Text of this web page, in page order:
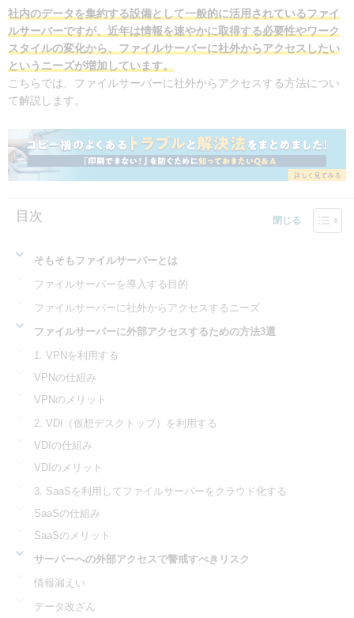
社内のデータを集約する設備として一般的に活用されているファイ
ルサーバーですが、近年は情報を速やかに取得する必要性やワーク
スタイルの変化から、ファイルサーバーに社外からアクセスしたい
というニーズが増加しています。
こちらでは、ファイルサーバーに社外からアクセスする方法につい
て解説します。
目次
そもそもファイルサーバーとは
ファイルサーバーを導入する目的
ファイルサーバーに社外からアクセスするニーズ
ファイルサーバーに外部アクセスするための方法3選
1. VPNを利用する
VPNの仕組み
VPNのメリット
2. VDI（仮想デスクトップ）を利用する
VDIの仕組み
VDIのメリット
3. SaaSを利用してファイルサーバーをクラウド化する
SaaSの仕組み
SaaSのメリット
サーバーへの外部アクセスで警戒すべきリスク
情報漏えい
データ改ざん